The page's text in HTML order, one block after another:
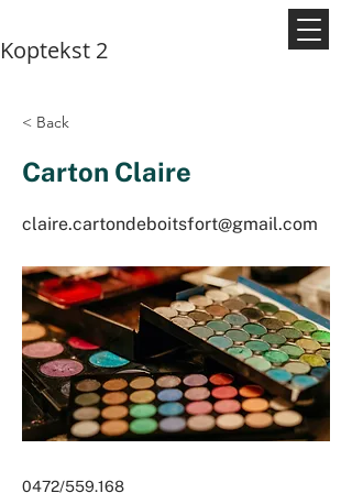
Koptekst 2
< Back
Carton Claire
claire.cartondeboitsfort@gmail.com
0472/559.168